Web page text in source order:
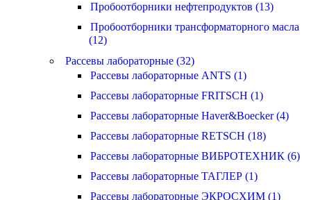
Пробоотборники нефтепродуктов (13)
Пробоотборники трансформаторного масла
(12)
Рассевы лабораторные (32)
Рассевы лабораторные ANTS (1)
Рассевы лабораторные FRITSCH (1)
Рассевы лабораторные Haver&Boecker (4)
Рассевы лабораторные RETSCH (18)
Рассевы лабораторные ВИБРОТЕХНИК (6)
Рассевы лабораторные ТАГЛЕР (1)
Рассевы лабораторные ЭКРОСХИМ (1)